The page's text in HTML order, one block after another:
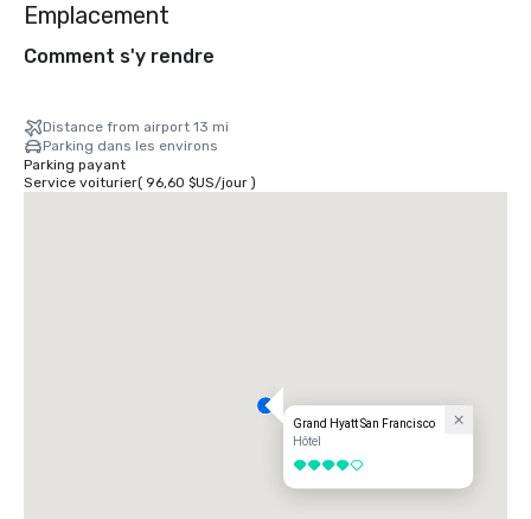
Emplacement
Comment s'y rendre
Distance from airport 13 mi
Parking dans les environs
Parking payant
Service voiturier( 96,60 $US/jour)
Grand Hyatt San Francisco
Hôtel
4 sur 5